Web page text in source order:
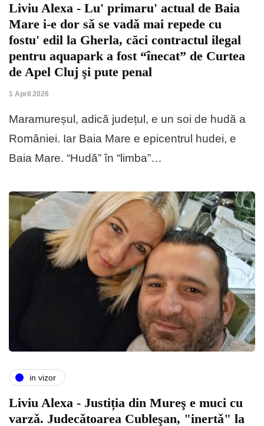
Liviu Alexa - Lu' primaru' actual de Baia
Mare i-e dor sǎ se vadǎ mai repede cu
fostu' edil la Gherla, căci contractul ilegal
pentru aquapark a fost “înecat” de Curtea
de Apel Cluj şi pute penal
1 April 2026
Maramureșul, adică județul, e un soi de hudă a
României. Iar Baia Mare e epicentrul hudei, e
Baia Mare. “Hudă” în “limba”…
in vizor
Liviu Alexa - Justiția din Mureş e muci cu
varzǎ. Judecǎtoarea Cubleşan, "inertǎ" la